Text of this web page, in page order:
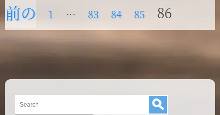
投
稿
の
ペ
ジ
送
前の
ペー
ジ
Page
1 … Page
83 Page
84 Page
85 Page
86